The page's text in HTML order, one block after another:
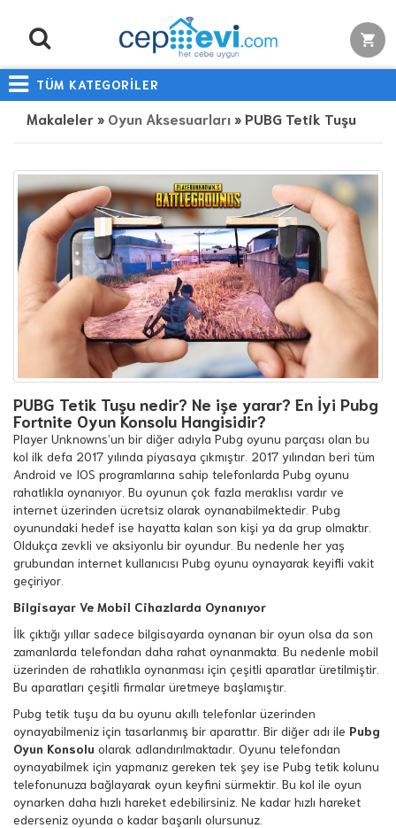
TÜM KATEGORİLER
Makaleler » Oyun Aksesuarları » PUBG Tetik Tuşu nedir? Ne işe yarar? En İyi Pubg Oyun Konsolu Hangisidir?
PUBG Tetik Tuşu nedir? Ne işe yarar? En İyi Pubg
Fortnite Oyun Konsolu Hangisidir?
Player Unknowns’un bir diğer adıyla Pubg oyunu parçası olan bu
kol ilk defa 2017 yılında piyasaya çıkmıştır. 2017 yılından beri tüm
Android ve IOS programlarına sahip telefonlarda Pubg oyunu
rahatlıkla oynanıyor. Bu oyunun çok fazla meraklısı vardır ve
internet üzerinden ücretsiz olarak oynanabilmektedir. Pubg
oyunundaki hedef ise hayatta kalan son kişi ya da grup olmaktır.
Oldukça zevkli ve aksiyonlu bir oyundur. Bu nedenle her yaş
grubundan internet kullanıcısı Pubg oyunu oynayarak keyifli vakit
geçiriyor.
Bilgisayar Ve Mobil Cihazlarda Oynanıyor
İlk çıktığı yıllar sadece bilgisayarda oynanan bir oyun olsa da son
zamanlarda telefondan daha rahat oynanmakta. Bu nedenle mobil
üzerinden de rahatlıkla oynanması için çeşitli aparatlar üretilmiştir.
Bu aparatları çeşitli firmalar üretmeye başlamıştır.
Pubg tetik tuşu da bu oyunu akıllı telefonlar üzerinden
oynayabilmeniz için tasarlanmış bir aparattır. Bir diğer adı ile Pubg
Oyun Konsolu olarak adlandırılmaktadır. Oyunu telefondan
oynayabilmek için yapmanız gereken tek şey ise Pubg tetik kolunu
telefonunuza bağlayarak oyun keyfini sürmektir. Bu kol ile oyun
oynarken daha hızlı hareket edebilirsiniz. Ne kadar hızlı hareket
ederseniz oyunda o kadar başarılı olursunuz.